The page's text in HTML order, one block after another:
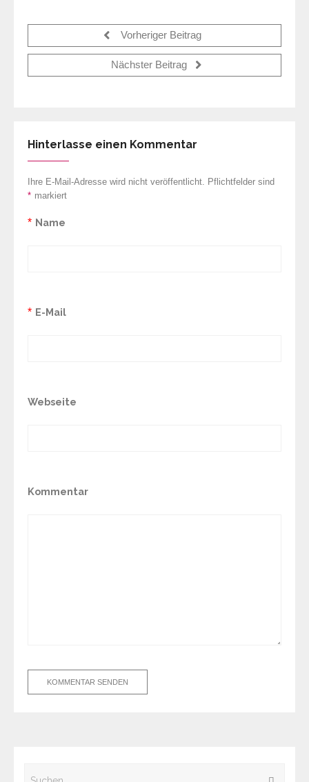
Vorheriger Beitrag
Nächster Beitrag
Hinterlasse einen Kommentar
Ihre E-Mail-Adresse wird nicht veröffentlicht. Pflichtfelder sind
markiert
*
Name
*
E-Mail
*
Webseite
Kommentar